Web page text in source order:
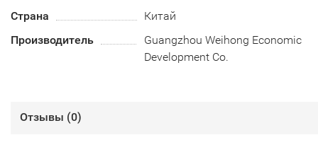
Страна
Китай
Производитель
Guangzhou Weihong Economic
Development Co.
Отзывы (0)